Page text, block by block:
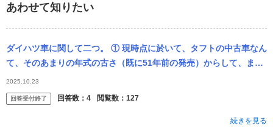
あわせて知りたい
ダイハツ車に関して二つ。 ① 現時点に於いて、タフトの中古車なん
て、そのあまりの年式の古さ（既に51年前の発売）からして、まず
中古車市場に現れないですかね？ ② 仮にシャレードソシアルをベー
スと...
2025.10.23
回答受付終了 回答数： 4 閲覧数： 127
続きを見る